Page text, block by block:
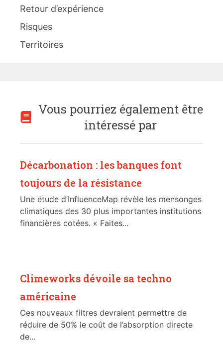
Retour d’expérience
Risques
Territoires
Vous pourriez également être
intéressé par
Décarbonation : les banques font
toujours de la résistance
Une étude d’InfluenceMap révèle les mensonges
climatiques des 30 plus importantes institutions
financières cotées. « Faites...
Climeworks dévoile sa techno
américaine
Ces nouveaux filtres devraient permettre de
réduire de 50% le coût de l’absorption directe
de...